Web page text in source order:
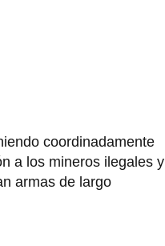
coordinadamente
a los mineros ilegales y
armas de largo